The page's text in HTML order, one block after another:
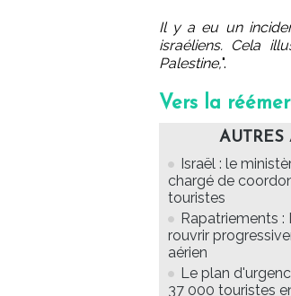
Il y a eu un
israéliens. Cela
Palestine,".
Vers la
AUTRES
Israël : le
chargé de
touristes
Rapatriements :
rouvrir
aérien
Le plan
37 000 touristes